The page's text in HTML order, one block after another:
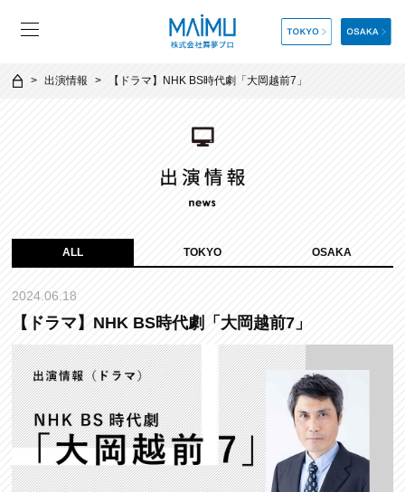
出演情報 【ドラマ】NHK BS時代劇「大岡越前7」
ALL TOKYO OSAKA
2024.06.18
【ドラマ】NHK BS時代劇「大岡越前7」